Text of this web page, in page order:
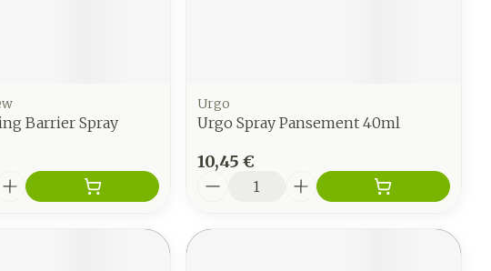
Barrier Spray
Urgo
Urgo Spray Pansement 40ml
10,45 €
Quantité